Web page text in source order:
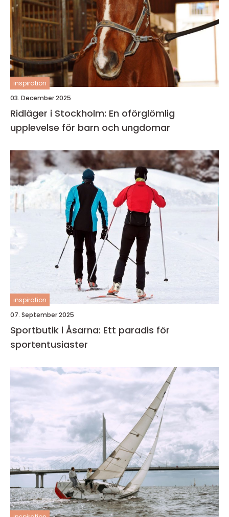
inspiration
03. December 2025
Ridläger i Stockholm: En oförglömlig
upplevelse för barn och ungdomar
inspiration
07. September 2025
Sportbutik i Åsarna: Ett paradis för
sportentusiaster